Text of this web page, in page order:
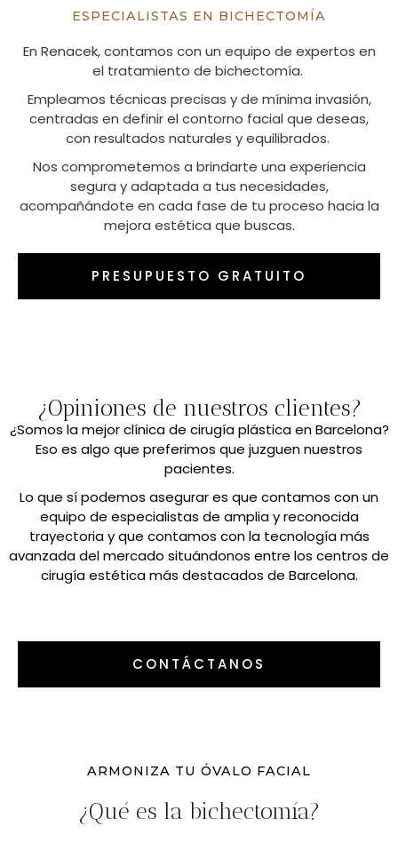
ESPECIALISTAS EN BICHECTOMÍA
En Renacek, contamos con un equipo de expertos en
el tratamiento de bichectomía.
Empleamos técnicas precisas y de mínima invasión,
centradas en definir el contorno facial que deseas,
con resultados naturales y equilibrados.
Nos comprometemos a brindarte una experiencia
segura y adaptada a tus necesidades,
acompañándote en cada fase de tu proceso hacia la
mejora estética que buscas.
PRESUPUESTO GRATUITO
¿Opiniones de nuestros clientes?
¿Somos la mejor clínica de cirugía plástica en Barcelona?
Eso es algo que preferimos que juzguen nuestros
pacientes.
Lo que sí podemos asegurar es que contamos con un
equipo de especialistas de amplia y reconocida
trayectoria y que contamos con la tecnología más
avanzada del mercado situándonos entre los centros de
cirugía estética más destacados de Barcelona.
CONTÁCTANOS
ARMONIZA TU ÓVALO FACIAL
¿Qué es la bichectomía?